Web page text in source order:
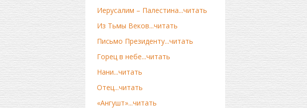
Иерусалим – Палестина...читать
Из Тьмы Веков...читать
Письмо Президенту...читать
Горец в небе...читать
Нани...читать
Отец...читать
«Ангушт»...читать